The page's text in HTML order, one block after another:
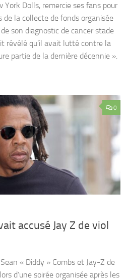
York Dolls, remercie ses fans pour
de la collecte de fonds organisée
son diagnostic de cancer stade
révélé qu’il avait lutté contre la
partie de la dernière décennie ».
0
accusé Jay Z de viol
« Diddy » Combs et Jay-Z de
d’une soirée organisée après les